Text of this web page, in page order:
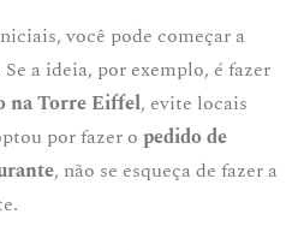
você pode começar a
a ideia, por exemplo, é fazer
na Torre Eiffel, evite locais
por fazer o pedido de
, não se esqueça de fazer a